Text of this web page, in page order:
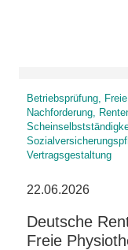
Betriebsprüfung,
Nachforderung,
Vertragsgestaltung
22.06.2026
Deutsche
Freie